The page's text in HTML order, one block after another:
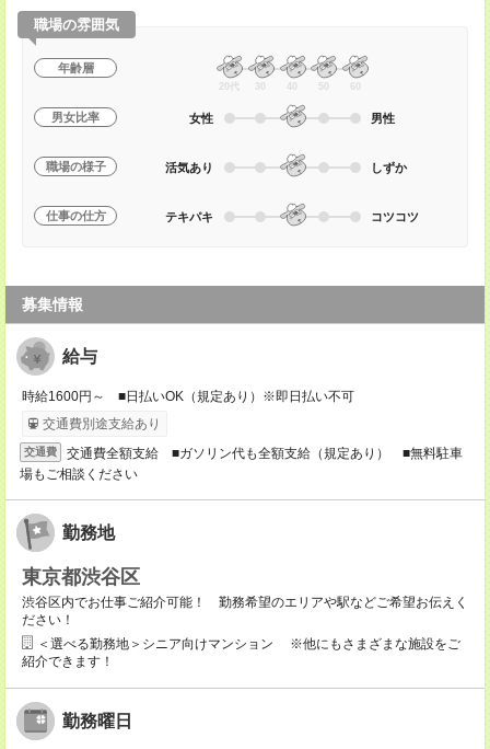
職場の雰囲気
年齢層
20代 30 40 50 60
男女比率 女性 男性
職場の様子 活気あり しずか
仕事の仕方 テキパキ コツコツ
募集情報
給与
時給1600円～ ■日払いOK（規定あり）※即日払い不可
交通費別途支給あり
交通費
交通費全額支給 ■ガソリン代も全額支給（規定あり） ■無料駐車
場もご相談ください
勤務地
東京都渋谷区
渋谷区内でお仕事ご紹介可能！ 勤務希望のエリアや駅などご希望お伝えく
ださい！
＜選べる勤務地＞シニア向けマンション ※他にもさまざまな施設をご
紹介できます！
勤務曜日